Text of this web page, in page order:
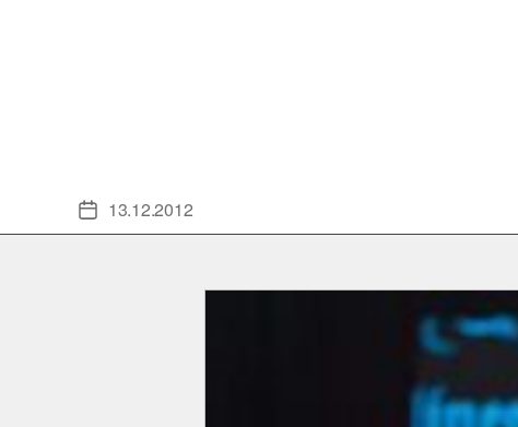
Veröffentlichungsdatum
13.12.2012